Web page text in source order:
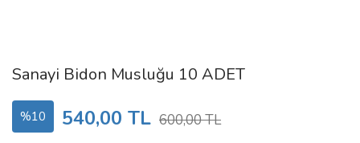
Sanayi Bidon Musluğu 10 ADET
%10 540,00 TL 600,00 TL